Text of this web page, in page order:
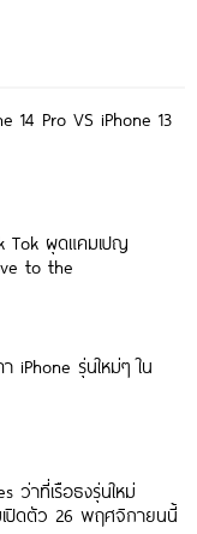
14 Pro VS iPhone 13
Tok ผุดแคมเปญ
to the
iPhone รุ่นใหม่ๆ ใน
ว่าที่เรือธงรุ่นใหม่
เปิดตัว 26 พฤศจิกายนนี้